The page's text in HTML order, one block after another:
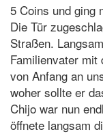
5 Coins und ging
Die Tür
Straßen.
Familienvater
von Anfang an
woher sollte er
Chijo war nun
öffnete langsam